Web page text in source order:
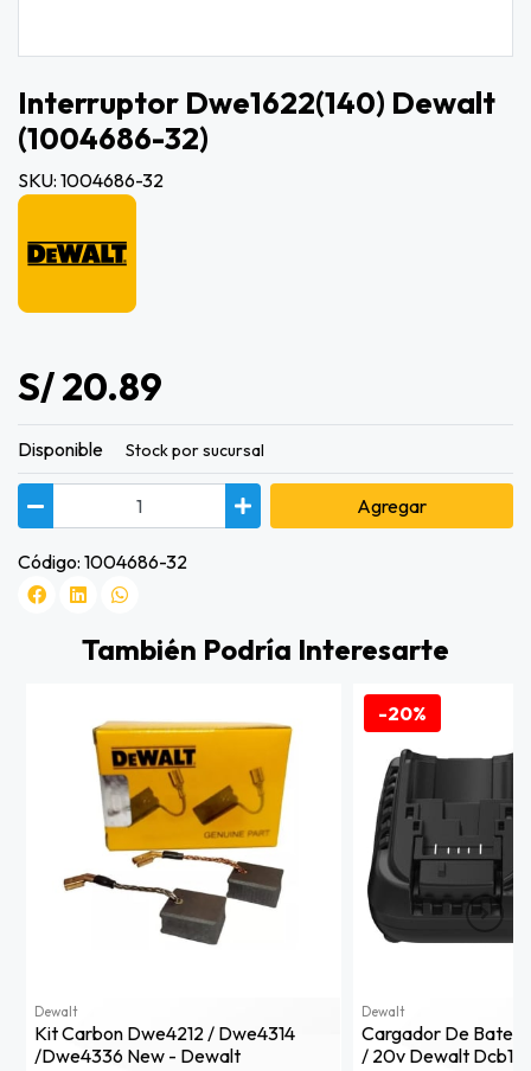
Interruptor Dwe1622(140) Dewalt
(1004686-32)
SKU: 1004686-32
S/ 20.89
Disponible Stock por sucursal
Agregar
Código: 1004686-32
También Podría Interesarte
Dewalt
Kit Carbon Dwe4212 / Dwe4314
/dwe4336 New - Dewalt
-20%
Dewalt
Cargador De
/ 20v Dewalt